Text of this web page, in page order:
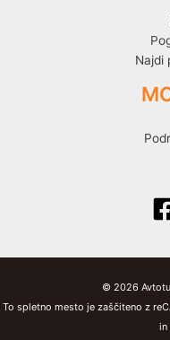
Najdi
© 2026
To spletno mesto je zaščiteno z
in